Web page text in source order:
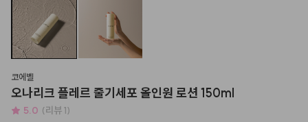
코에벨
오나리크 플레르 줄기세포 올인원 로션 150ml
5.0 (리뷰 1)